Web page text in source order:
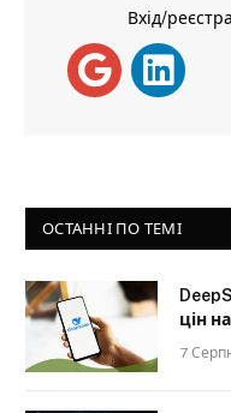
Вхід/
ОСТАННІ ПО ТЕМІ
цін
7